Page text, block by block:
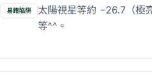
易錯陷阱
太陽視星等約 −26.7（極
等^^。